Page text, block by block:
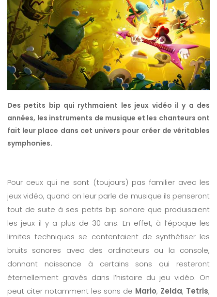
Des petits bip qui rythmaient les jeux vidéo il y a des
années, les instruments de musique et les chanteurs ont
fait leur place dans cet univers pour créer de véritables
symphonies.
Pour ceux qui ne sont (toujours) pas familier avec les
jeux vidéo, quand on leur parle de musique ils penseront
tout de suite à ses petits bip sonore que produisaient
les jeux il y a plus de 30 ans. En effet, à l’époque les
limites techniques se contentaient de synthétiser les
bruits sonores avec des ordinateurs ou la console,
donnant naissance à certains sons qui resteront
éternellement gravés dans l’histoire du jeu vidéo. On
peut citer notamment les sons de Mario, Zelda, Tetris,